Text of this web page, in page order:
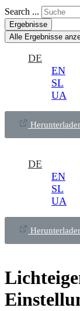
Search ...
Ergebnisse
Alle Ergebnisse
DE
EN
SL
UA
DE
EN
SL
UA